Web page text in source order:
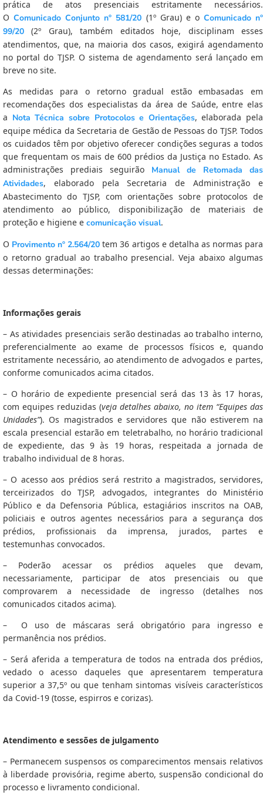
prática de atos presenciais estritamente necessários.
OComunicado Conjunto nº 581/20 (1º Grau) e o Comunicado nº
99/20 (2º Grau), também editados hoje, disciplinam esses
atendimentos, que, na maioria dos casos, exigirá agendamento
no portal do TJSP. O sistema de agendamento será lançado em
breve no site.
As medidas para o retorno gradual estão embasadas em
recomendações dos especialistas da área de Saúde, entre elas
a Nota Técnica sobre Protocolos e Orientações, elaborada pela
equipe médica da Secretaria de Gestão de Pessoas do TJSP. Todos
os cuidados têm por objetivo oferecer condições seguras a todos
que frequentam os mais de 600 prédios da Justiça no Estado. As
administrações prediais seguirão Manual de Retomada das
Atividades, elaborado pela Secretaria de Administração e
Abastecimento do TJSP, com orientações sobre protocolos de
atendimento ao público, disponibilização de materiais de
proteção e higiene e comunicação visual.
O Provimento nº 2.564/20 tem 36 artigos e detalha as normas para
o retorno gradual ao trabalho presencial. Veja abaixo algumas
dessas determinações:
Informações gerais
– As atividades presenciais serão destinadas ao trabalho interno,
preferencialmente ao exame de processos físicos e, quando
estritamente necessário, ao atendimento de advogados e partes,
conforme comunicados acima citados.
– O horário de expediente presencial será das 13 às 17 horas,
com equipes reduzidas (veja detalhes abaixo, no item “Equipes das
Unidades”). Os magistrados e servidores que não estiverem na
escala presencial estarão em teletrabalho, no horário tradicional
de expediente, das 9 às 19 horas, respeitada a jornada de
trabalho individual de 8 horas.
– O acesso aos prédios será restrito a magistrados, servidores,
terceirizados do TJSP, advogados, integrantes do Ministério
Público e da Defensoria Pública, estagiários inscritos na OAB,
policiais e outros agentes necessários para a segurança dos
prédios, profissionais da imprensa, jurados, partes e
testemunhas convocados.
– Poderão acessar os prédios aqueles que devam,
necessariamente, participar de atos presenciais ou que
comprovarem a necessidade de ingresso (detalhes nos
comunicados citados acima).
– O uso de máscaras será obrigatório para ingresso e
permanência nos prédios.
– Será aferida a temperatura de todos na entrada dos prédios,
vedado o acesso daqueles que apresentarem temperatura
superior a 37,5º ou que tenham sintomas visíveis característicos
da Covid-19 (tosse, espirros e corizas).
Atendimento e sessões de julgamento
– Permanecem suspensos os comparecimentos mensais relativos
à liberdade provisória, regime aberto, suspensão condicional do
processo e livramento condicional.